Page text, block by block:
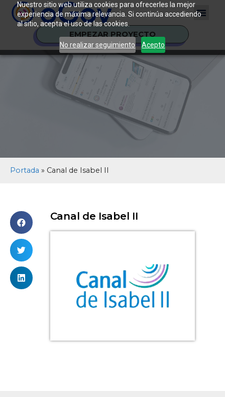
Nuestro sitio web utiliza cookies para ofrecerles la mejor
experiencia de máxima relevancia. Si continúa accediendo
al sitio, acepta el uso de las cookies.
No realizar seguimiento Acepto
EMPEZAR PROYECTO
Portada » Canal de Isabel II
Canal de Isabel II